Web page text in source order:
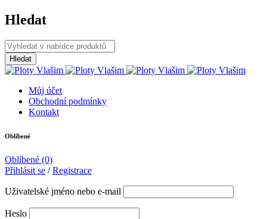
Hledat
Můj účet
Obchodní podmínky
Kontakt
Oblíbené
Oblíbené (0)
Přihlásit se /Registrace
Uživatelské jméno nebo e-mail
Heslo